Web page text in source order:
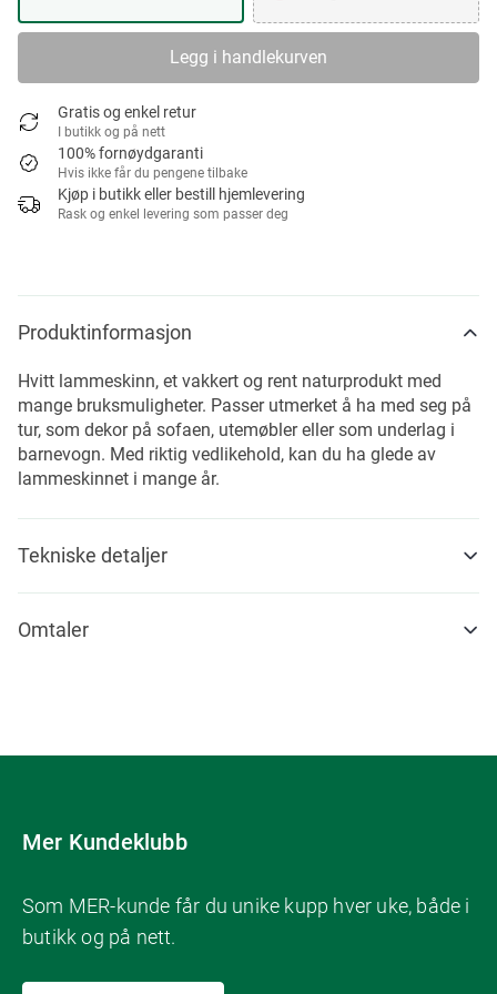
Legg i handlekurven
Gratis og enkel retur
I butikk og på nett
100% fornøydgaranti
Hvis ikke får du pengene tilbake
Kjøp i butikk eller bestill hjemlevering
Rask og enkel levering som passer deg
Produktinformasjon
Hvitt lammeskinn, et vakkert og rent naturprodukt med
mange bruksmuligheter. Passer utmerket å ha med seg på
tur, som dekor på sofaen, utemøbler eller som underlag i
barnevogn. Med riktig vedlikehold, kan du ha glede av
lammeskinnet i mange år.
Tekniske detaljer
Omtaler
Mer Kundeklubb
Som MER-kunde får du unike kupp hver uke, både i
butikk og på nett.